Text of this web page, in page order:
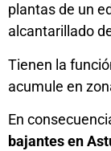
plantas de un
alcantarillado
Tienen la
acumule en
En
bajantes en